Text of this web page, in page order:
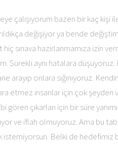
çalışıyorum bazen bir kaç kişi
değişiyor ya bende
sınava hazırlanmamıza izin
Sürekli aynı hatalara
arayıp onlara sığınıyoruz.
etmez insanlar için çok
çıkarları için bir süre
ve iflah olmuyoruz. Ama bu
Belki de hedefimiz